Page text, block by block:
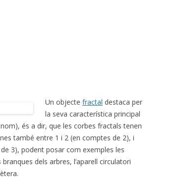
Un objecte fractal destaca per
la seva característica principal
és a dir, que les corbes fractals tenen
també entre 1 i 2 (en comptes de 2), i
3), podent posar com exemples les
dels arbres, l’aparell circulatori